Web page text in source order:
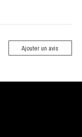
Ajouter un avis